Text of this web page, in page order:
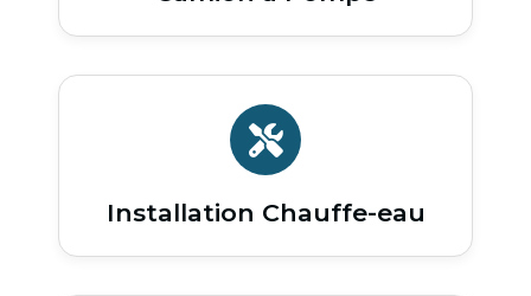
Installation Chauffe-eau